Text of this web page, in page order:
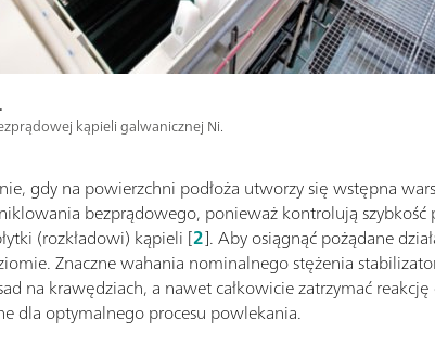
kąpieli galwanicznej Ni.
gdy na powierzchni podłoża utworzy się wstępna
bezprądowego, ponieważ kontrolują
(rozkładowi) kąpieli [2]. Aby osiągnąć pożądane
Znaczne wahania nominalnego stężenia
na krawędziach, a nawet całkowicie zatrzymać
dla optymalnego procesu powlekania.